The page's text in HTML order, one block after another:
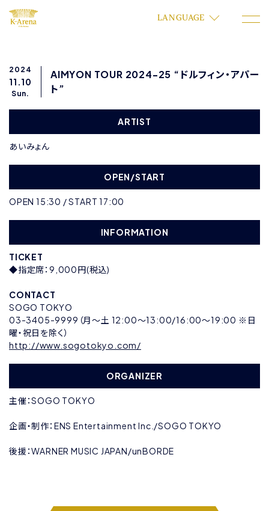
LANGUAGE
2024
11.10
Sun.
AIMYON TOUR 2024-25 “ドルフィン・アパー
ト”
ARTIST
あいみょん
OPEN/START
OPEN 15:30 / START 17:00
INFORMATION
TICKET
◆指定席：9,000円(税込)
CONTACT
SOGO TOKYO
03-3405-9999（月〜土 12:00〜13:00/16:00〜19:00 ※日
曜・祝日を除く）
http://www.sogotokyo.com/
ORGANIZER
主催：SOGO TOKYO
企画・制作：ENS Entertainment Inc./SOGO TOKYO
後援：WARNER MUSIC JAPAN/unBORDE